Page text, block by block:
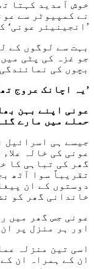
خوش آمدید کہتا
نے کمپیوٹر سے
’انجینیئر عونی‘
جو غزہ کی پٹی
بچوں کی نمائندگی
’یہ اچانک عروج
عونی اپنے بہن
حملے میں مارے
جیسے ہی اسرائیل
عونی کی خالہ
گھر کی تباہی کا
تقریباً سوا آٹھ
دوستوں کے ان
خاندانی گھر کو
عونی جس گھر میں
اور ہر منزل پر
اسی تین منزلہ
ان کے ہمراہ ان